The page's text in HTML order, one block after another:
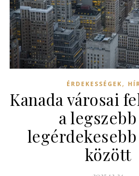
ÉRDEKESSÉGEK,
Kanada városai
a
között